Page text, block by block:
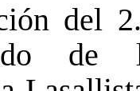
del
de